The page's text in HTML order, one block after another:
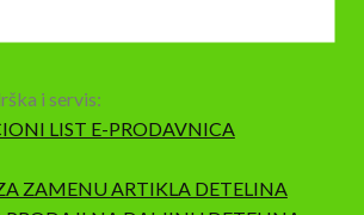
i servis:
LIST E-PRODAVNICA
ZAMENU ARTIKLA DETELINA